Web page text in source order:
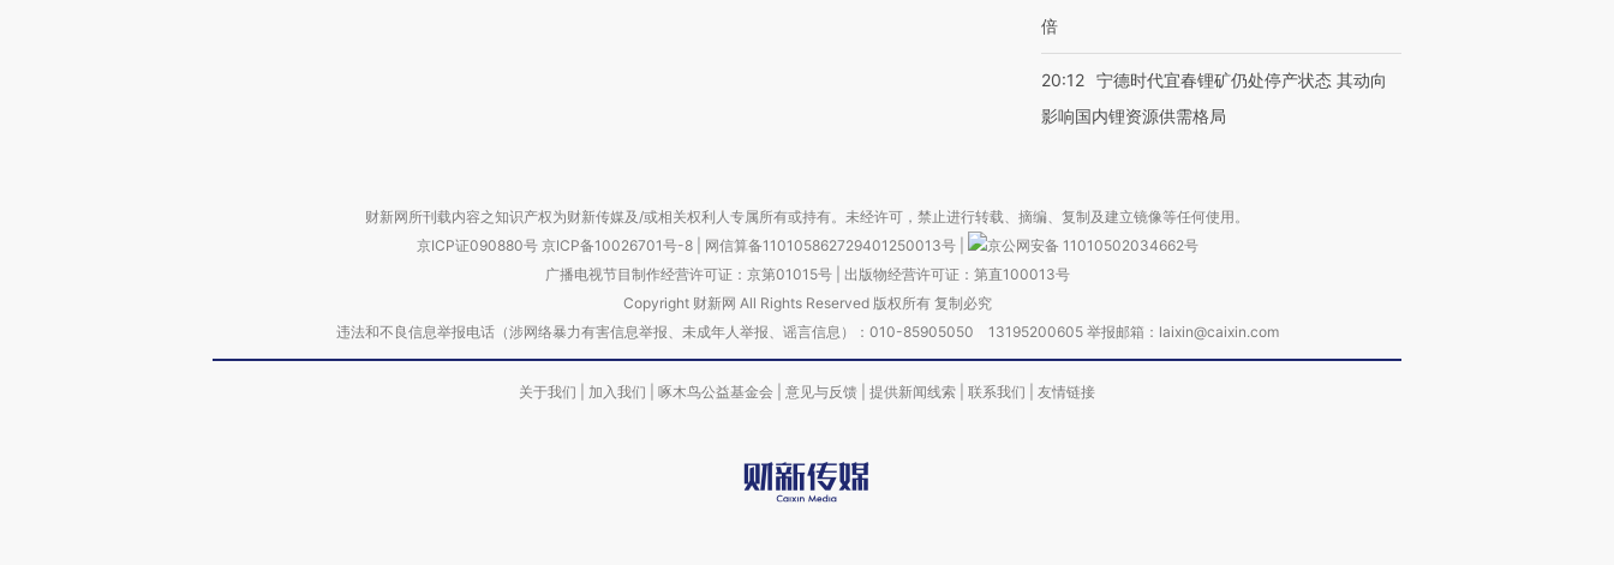
倍
20:12 宁德时代宜春锂矿仍处停产状态 其动向
影响国内锂资源供需格局
财新网所刊载内容之知识产权为财新传媒及/或相关权利人专属所有或持有。未经许可，禁止进行转载、摘编、复制及建立镜像等任何使用。
京ICP证090880号 京ICP备10026701号-8 网信算备110105862729401250013号
京公网安备 11010502034662号
广播电视节目制作经营许可证：京第01015号| 出版物经营许可证：第直100013号
Copyright 财新网 All Rights Reserved 版权所有 复制必究
违法和不良信息举报电话（涉网络暴力有害信息举报、未成年人举报、谣言信息）：010-85905050 13195200605 举报邮箱：laixin@caixin.com
关于我们 加入我们 啄木鸟公益基金会 意见与反馈 提供新闻线索 联系我们 友情链接